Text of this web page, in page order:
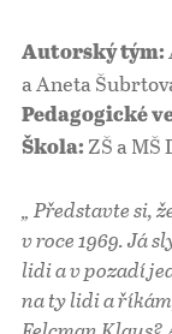
Autorský tým:
a Aneta
Pedagogické
Škola: ZŠ a
„ Představte si,
v roce 1969. Já
lidi a v pozadí
na ty lidi a